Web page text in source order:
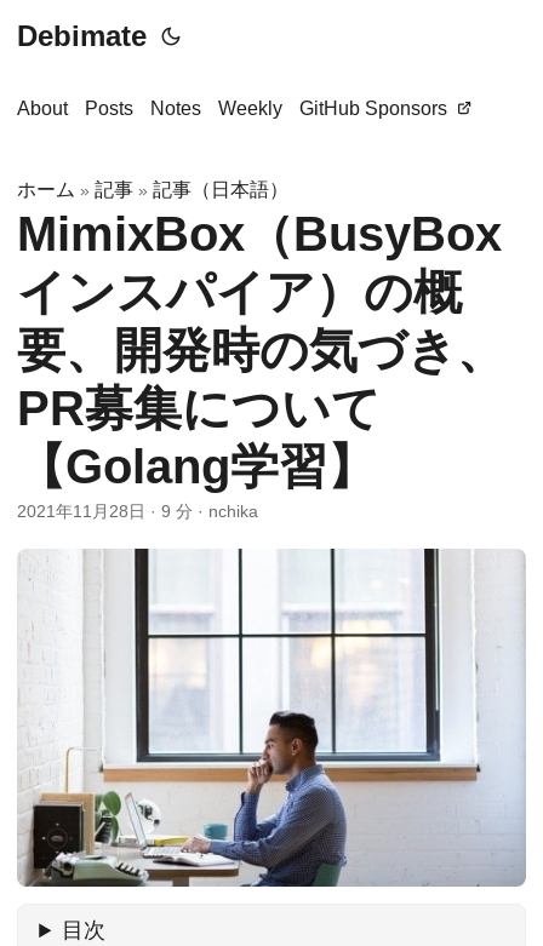
Debimate
About Posts Notes Weekly GitHub Sponsors
ホーム » 記事 » 記事（日本語）
MimixBox（BusyBox
インスパイア）の概
要、開発時の気づき、
PR募集について
【Golang学習】
2021年11月28日 · 9 分 · nchika
目次